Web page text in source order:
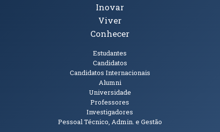
Inovar
Viver
Conhecer
Estudantes
Candidatos
Candidatos Internacionais
Alumni
Universidade
Professores
Investigadores
Pessoal Técnico, Admin. e Gestão